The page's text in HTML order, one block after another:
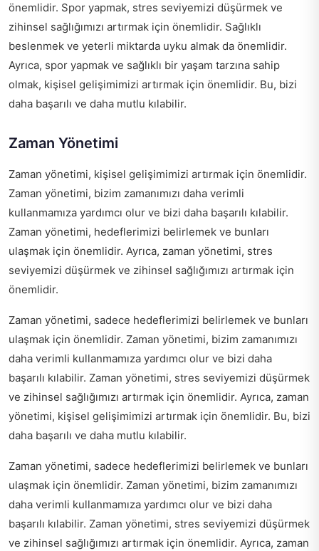
önemlidir. Spor yapmak, stres seviyemizi düşürmek ve
zihinsel sağlığımızı artırmak için önemlidir. Sağlıklı
beslenmek ve yeterli miktarda uyku almak da önemlidir.
Ayrıca, spor yapmak ve sağlıklı bir yaşam tarzına sahip
olmak, kişisel gelişimimizi artırmak için önemlidir. Bu, bizi
daha başarılı ve daha mutlu kılabilir.
Zaman Yönetimi
Zaman yönetimi, kişisel gelişimimizi artırmak için önemlidir.
Zaman yönetimi, bizim zamanımızı daha verimli
kullanmamıza yardımcı olur ve bizi daha başarılı kılabilir.
Zaman yönetimi, hedeflerimizi belirlemek ve bunları
ulaşmak için önemlidir. Ayrıca, zaman yönetimi, stres
seviyemizi düşürmek ve zihinsel sağlığımızı artırmak için
önemlidir.
Zaman yönetimi, sadece hedeflerimizi belirlemek ve bunları
ulaşmak için önemlidir. Zaman yönetimi, bizim zamanımızı
daha verimli kullanmamıza yardımcı olur ve bizi daha
başarılı kılabilir. Zaman yönetimi, stres seviyemizi düşürmek
ve zihinsel sağlığımızı artırmak için önemlidir. Ayrıca, zaman
yönetimi, kişisel gelişimimizi artırmak için önemlidir. Bu, bizi
daha başarılı ve daha mutlu kılabilir.
Zaman yönetimi, sadece hedeflerimizi belirlemek ve bunları
ulaşmak için önemlidir. Zaman yönetimi, bizim zamanımızı
daha verimli kullanmamıza yardımcı olur ve bizi daha
başarılı kılabilir. Zaman yönetimi, stres seviyemizi düşürmek
ve zihinsel sağlığımızı artırmak için önemlidir. Ayrıca, zaman